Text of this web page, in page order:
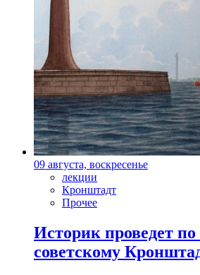
09 августа, воскресенье
лекции
Кронштадт
Прочее
Историк проведет
советскому